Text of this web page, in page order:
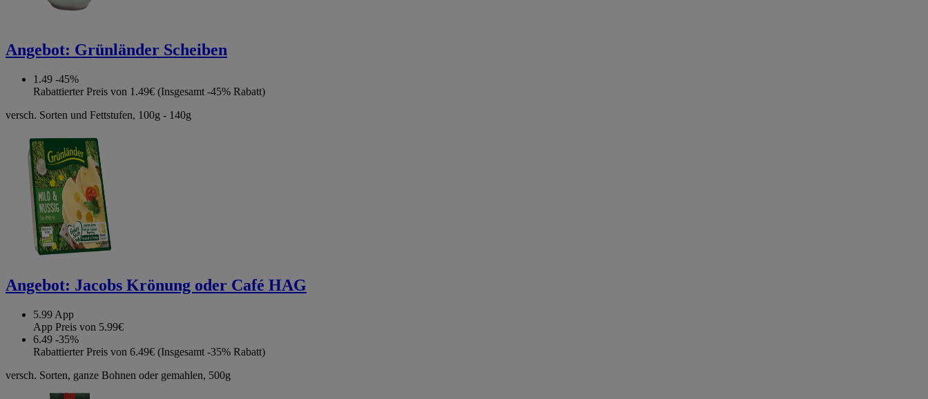
Angebot: Grünländer Scheiben
1.49 -45%
Rabattierter Preis von 1.49€ (Insgesamt -45% Rabatt)
versch. Sorten und Fettstufen, 100g - 140g
Angebot: Jacobs Krönung oder Café HAG
5.99 App
App Preis von 5.99€
6.49 -35%
Rabattierter Preis von 6.49€ (Insgesamt -35% Rabatt)
versch. Sorten, ganze Bohnen oder gemahlen, 500g